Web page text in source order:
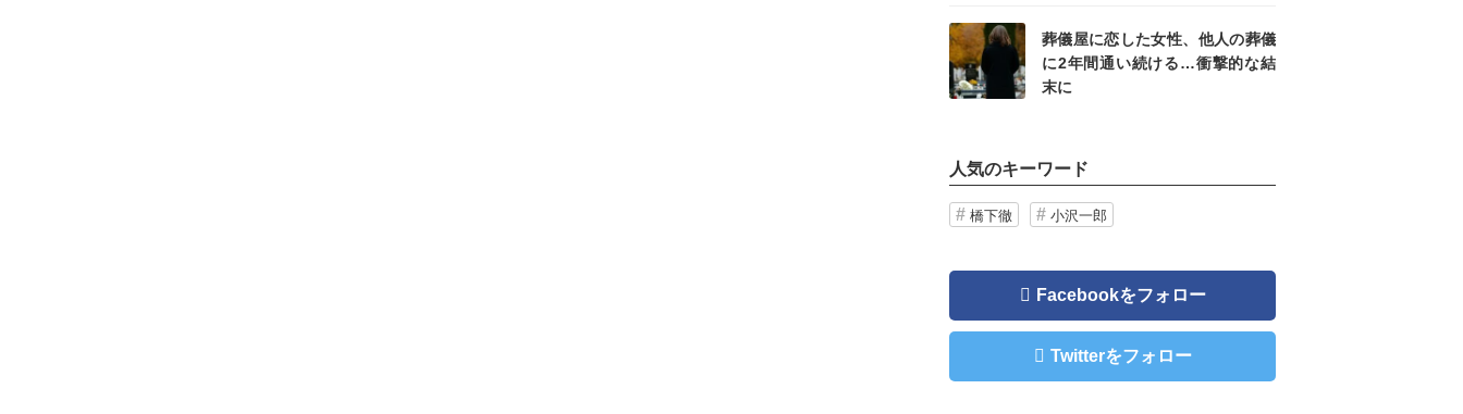
葬儀屋に恋した女性、他人の葬儀
に2年間通い続ける…衝撃的な結
末に
人気のキーワード
橋下徹 小沢一郎
Facebookをフォロー
Twitterをフォロー